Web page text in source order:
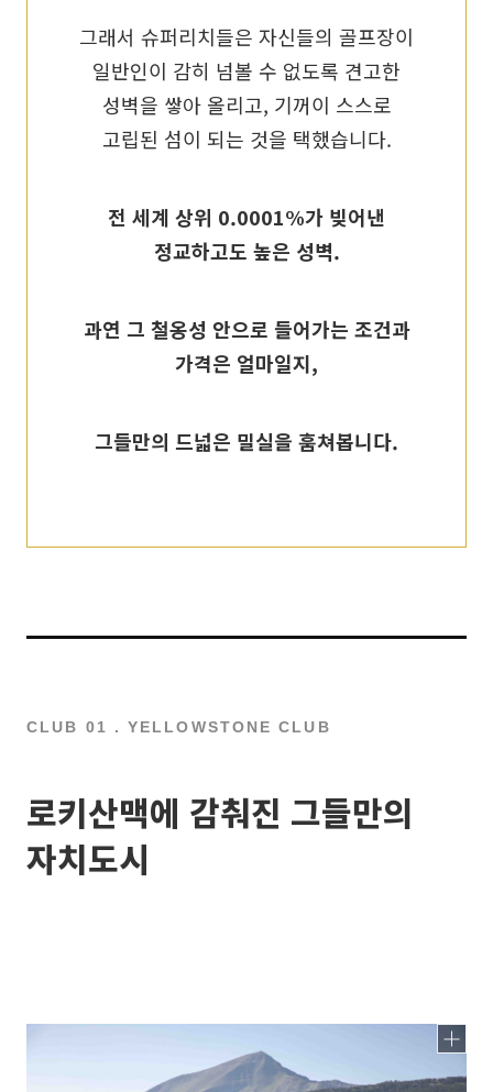
그래서 슈퍼리치들은 자신들의 골프장이
일반인이 감히 넘볼 수 없도록 견고한
성벽을 쌓아 올리고, 기꺼이 스스로
고립된 섬이 되는 것을 택했습니다.
전 세계 상위 0.0001%가 빚어낸
정교하고도 높은 성벽.
과연 그 철옹성 안으로 들어가는 조건과
가격은 얼마일지,
그들만의 드넓은 밀실을 훔쳐봅니다.
CLUB 01 . YELLOWSTONE CLUB
로키산맥에 감춰진 그들만의
자치도시